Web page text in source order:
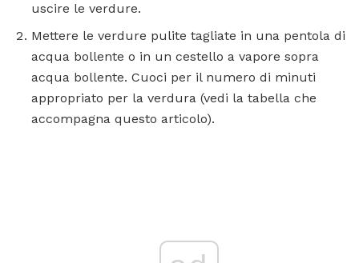
uscire le verdure.
Mettere le verdure pulite tagliate in una pentola di
acqua bollente o in un cestello a vapore sopra
acqua bollente. Cuoci per il numero di minuti
appropriato per la verdura (vedi la tabella che
accompagna questo articolo).